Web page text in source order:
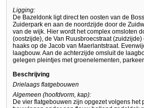
Ligging:
De Bazeldonk ligt direct ten oosten van de
Zuiderpark en aan de noordzijde door de
van de wijk. Hier wordt het complex omsloten
(oostzijde), de Van Ruusbroecstraat
haaks op de Jacob van Maerlantstraat.
laagbouw. Aan de achterzijde omsluit de
gelegen pleintjes met groenelementen,
Beschrijving
Drielaags flatgebouwen
Algemeen (hoofdvorm, kap):
De vier flatgebouwen zijn opgezet volgens